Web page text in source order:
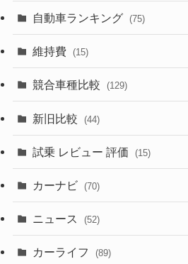
(357)
(328)
(253)
(242)
(85)
(84)
(50)
(43)
(6)
(58)
(28)
(27)
(8)
(3)
(3)
(21)
(5)
(7)
自動車ランキング (75)
維持費 (15)
競合車種比較 (129)
新旧比較 (44)
試乗 レビュー 評価 (15)
カーナビ (70)
ニュース (52)
カーライフ (89)